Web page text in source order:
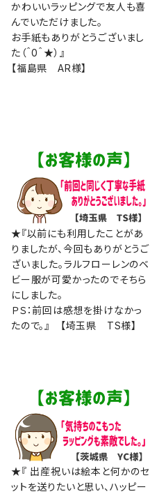
かわいいラッピングで友人も喜
んでいただけました。
お手紙もありがとうございまし
た（＾0＾★）』
【福島県 AR様】
★『以前にも利用したことがあ
りましたが、今回もありがとうご
ざいました。ラルフローレンのベ
ビー服が可愛かったのでそちら
にしました。
ＰＳ：前回は感想を掛けなかっ
たので。』 【埼玉県 TS様】
★『 出産祝いは絵本と何かのセ
ットを送りたいと思い、ハッピー